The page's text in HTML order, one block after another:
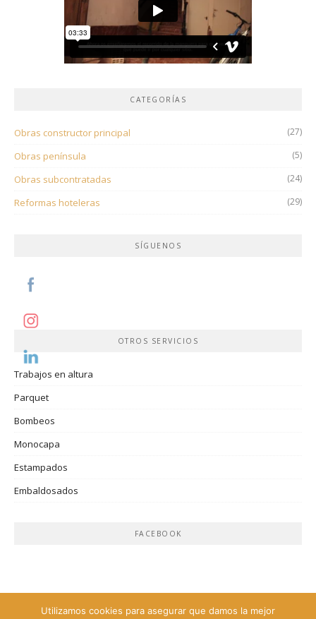
CATEGORÍAS
Obras constructor principal (27)
Obras península (5)
Obras subcontratadas (24)
Reformas hoteleras (29)
SÍGUENOS
OTROS SERVICIOS
Trabajos en altura
Parquet
Bombeos
Monocapa
Estampados
Embaldosados
FACEBOOK
Utilizamos cookies para asegurar que damos la mejor